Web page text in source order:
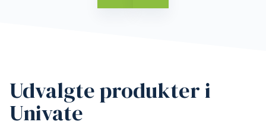
Udvalgte produkter i
Univate